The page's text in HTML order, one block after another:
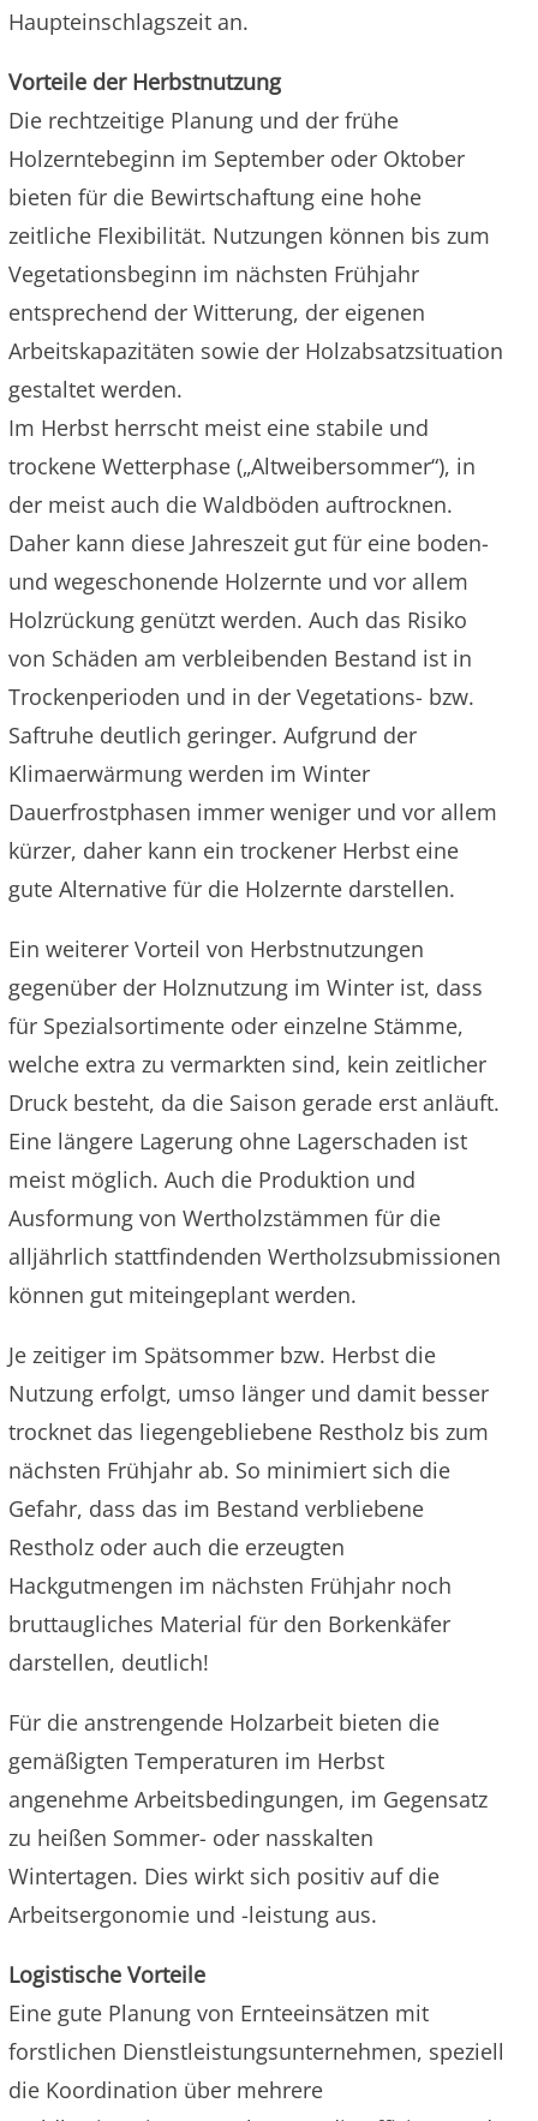
Haupteinschlagszeit an.
Vorteile der Herbstnutzung
Die rechtzeitige Planung und der frühe
Holzerntebeginn im September oder Oktober
bieten für die Bewirtschaftung eine hohe
zeitliche Flexibilität. Nutzungen können bis zum
Vegetationsbeginn im nächsten Frühjahr
entsprechend der Witterung, der eigenen
Arbeitskapazitäten sowie der Holzabsatzsituation
gestaltet werden.
Im Herbst herrscht meist eine stabile und
trockene Wetterphase („Altweibersommer“), in
der meist auch die Waldböden auftrocknen.
Daher kann diese Jahreszeit gut für eine boden-
und wegeschonende Holzernte und vor allem
Holzrückung genützt werden. Auch das Risiko
von Schäden am verbleibenden Bestand ist in
Trockenperioden und in der Vegetations- bzw.
Saftruhe deutlich geringer. Aufgrund der
Klimaerwärmung werden im Winter
Dauerfrostphasen immer weniger und vor allem
kürzer, daher kann ein trockener Herbst eine
gute Alternative für die Holzernte darstellen.
Ein weiterer Vorteil von Herbstnutzungen
gegenüber der Holznutzung im Winter ist, dass
für Spezialsortimente oder einzelne Stämme,
welche extra zu vermarkten sind, kein zeitlicher
Druck besteht, da die Saison gerade erst anläuft.
Eine längere Lagerung ohne Lagerschaden ist
meist möglich. Auch die Produktion und
Ausformung von Wertholzstämmen für die
alljährlich stattfindenden Wertholzsubmissionen
können gut miteingeplant werden.
Je zeitiger im Spätsommer bzw. Herbst die
Nutzung erfolgt, umso länger und damit besser
trocknet das liegengebliebene Restholz bis zum
nächsten Frühjahr ab. So minimiert sich die
Gefahr, dass das im Bestand verbliebene
Restholz oder auch die erzeugten
Hackgutmengen im nächsten Frühjahr noch
bruttaugliches Material für den Borkenkäfer
darstellen, deutlich!
Für die anstrengende Holzarbeit bieten die
gemäßigten Temperaturen im Herbst
angenehme Arbeitsbedingungen, im Gegensatz
zu heißen Sommer- oder nasskalten
Wintertagen. Dies wirkt sich positiv auf die
Arbeitsergonomie und -leistung aus.
Logistische Vorteile
Eine gute Planung von Ernteeinsätzen mit
forstlichen Dienstleistungsunternehmen, speziell
die Koordination über mehrere